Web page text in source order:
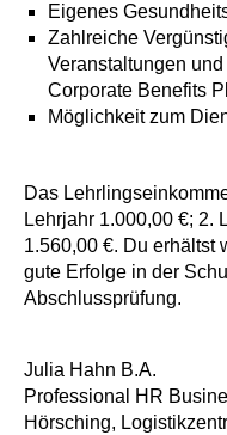
Eigenes
Zahlreiche
Veranstaltungen
Corporate Benefits
Möglichkeit zum
Das
Lehrjahr 1.000,00 €; 2.
1.560,00 €. Du erhältst
gute Erfolge in der
Abschlussprüfung.
Julia Hahn B.A.
Professional HR
Hörsching,